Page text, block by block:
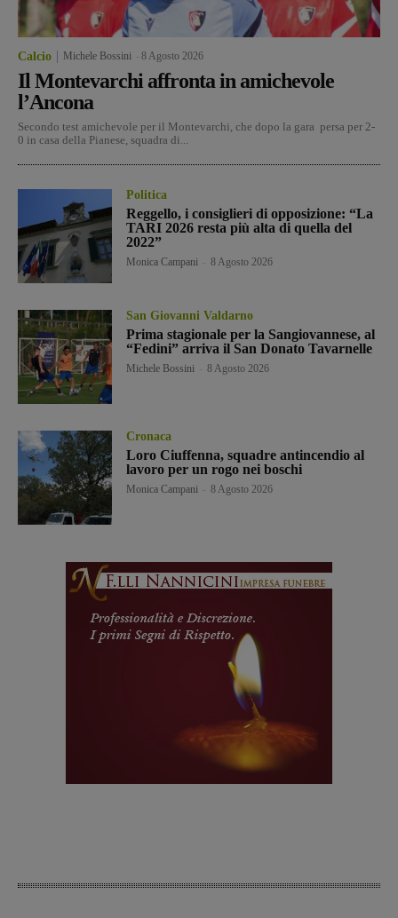
Calcio Michele Bossini 8 Agosto 2026
Il Montevarchi affronta in amichevole
l’Ancona
Secondo test amichevole per il Montevarchi, che dopo la gara persa per 2-
0 in casa della Pianese, squadra di...
Politica
Reggello, i consiglieri di opposizione: “La
TARI 2026 resta più alta di quella del
2022”
Monica Campani 8 Agosto 2026
San Giovanni Valdarno
Prima stagionale per la Sangiovannese, al
“Fedini” arriva il San Donato Tavarnelle
Michele Bossini 8 Agosto 2026
Cronaca
Loro Ciuffenna, squadre antincendio al
lavoro per un rogo nei boschi
Monica Campani 8 Agosto 2026